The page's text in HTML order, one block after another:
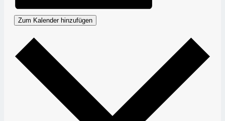
Zum Kalender hinzufügen